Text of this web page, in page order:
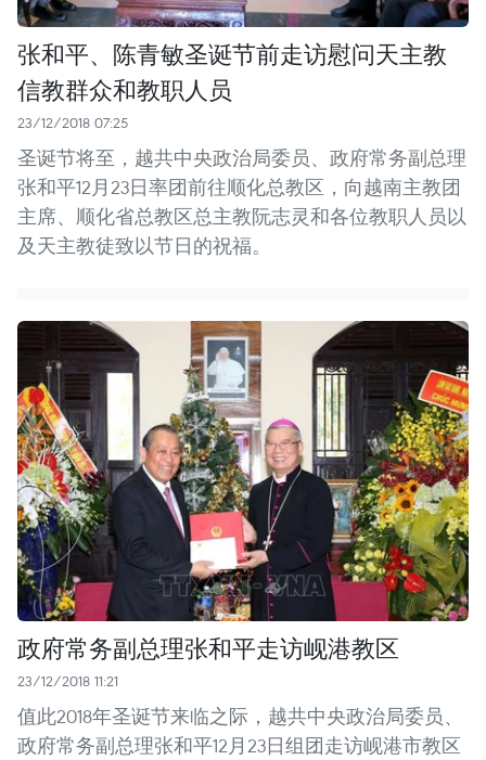
张和平、陈青敏圣诞节前走访慰问天主教
信教群众和教职人员
23/12/2018 07:25
圣诞节将至，越共中央政治局委员、政府常务副总理
张和平12月23日率团前往顺化总教区，向越南主教团
主席、顺化省总教区总主教阮志灵和各位教职人员以
及天主教徒致以节日的祝福。
政府常务副总理张和平走访岘港教区
23/12/2018 11:21
值此2018年圣诞节来临之际，越共中央政治局委员、
政府常务副总理张和平12月23日组团走访岘港市教区